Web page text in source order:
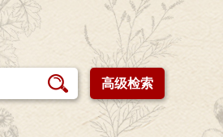
高级检索